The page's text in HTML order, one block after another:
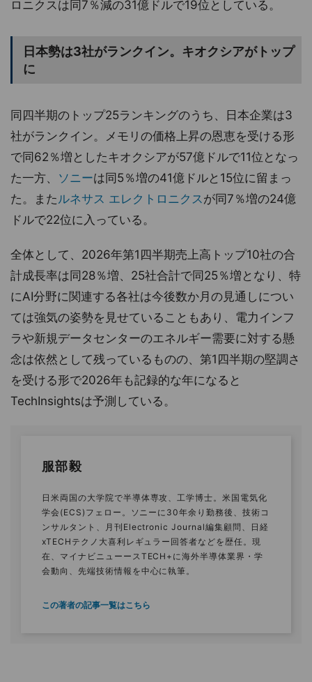
ロニクスは同7％減の31億ドルで19位としている。
日本勢は3社がランクイン。キオクシアがトップ
に
同四半期のトップ25ランキングのうち、日本企業は3
社がランクイン。メモリの価格上昇の恩恵を受ける形
で同62％増としたキオクシアが57億ドルで11位となっ
た一方、 ソニーは同5％増の41億ドルと15位に留まっ
た。またルネサス エレクトロニクスが同7％増の24億
ドルで22位に入っている。
全体として、2026年第1四半期売上高トップ10社の合
計成長率は同28％増、25社合計で同25％増となり、特
にAI分野に関連する各社は今後数か月の見通しについ
ては強気の姿勢を見せていることもあり、電力インフ
ラや新規データセンターのエネルギー需要に対する懸
念は依然として残っているものの、第1四半期の堅調さ
を受ける形で2026年も記録的な年になると
TechInsightsは予測している。
服部毅
日米両国の大学院で半導体専攻、工学博士。米国電気化
学会(ECS)フェロー。ソニーに30年余り勤務後、技術コ
ンサルタント、月刊Electronic Journal編集顧問、日経
xTECHテクノ大喜利レギュラー回答者などを歴任。現
在、マイナビニューースTECH+に海外半導体業界・学
会動向、先端技術情報を中心に執筆。
この著者の記事一覧はこちら